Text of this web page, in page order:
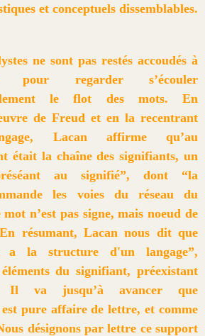
et conceptuels dissemblables.
ne sont pas restés accoudés à
regarder s’écouler
le flot des mots. En
de Freud et en la recentrant
Lacan affirme qu’au
était la chaîne des signifiants, un
au signifié”, dont “la
les voies du réseau du
n’est pas signe, mais noeud de
résumant, Lacan nous dit que
a la structure d'un langage”,
du signifiant, préexistant
Il va jusqu’à avancer que
est pure affaire de lettre, et comme
désignons par lettre ce support